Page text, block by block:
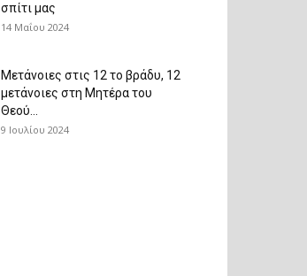
σπίτι μας
14 Μαΐου 2024
Μετάνοιες στις 12 το βράδυ, 12
μετάνοιες στη Μητέρα του
Θεού...
9 Ιουλίου 2024